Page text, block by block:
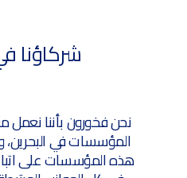
شركاؤنا
نحن فخورون بأننا
المؤسسات في
هذه المؤسسات على اتباع